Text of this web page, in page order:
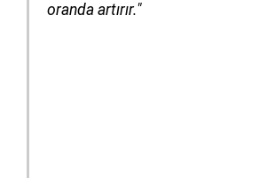
oranda artırır."